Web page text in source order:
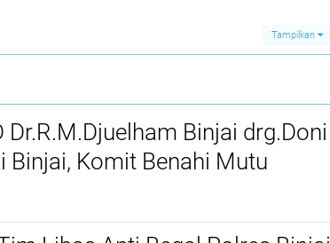
Berbasis AspirasiTampilkan
Dr.R.M.Djuelham Binjai drg.Doni
Binjai, Komit Benahi Mutu